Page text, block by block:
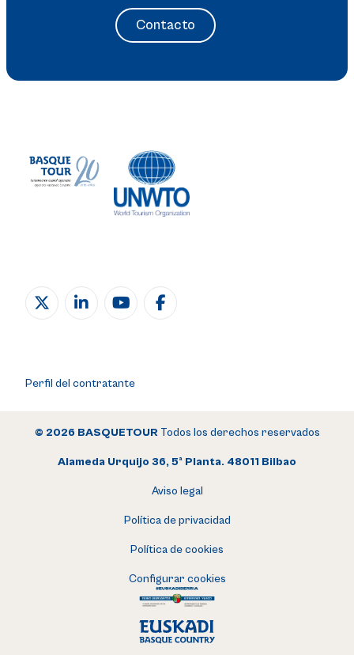
Contacto
Perfil del contratante
© 2026 BASQUETOURTodos los derechos reservados
Alameda Urquijo 36, 5ª Planta. 48011 Bilbao
Aviso legal
Política de privacidad
Política de cookies
Configurar cookies